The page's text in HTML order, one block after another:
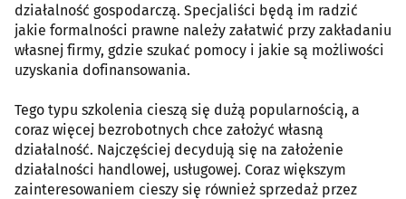
działalność gospodarczą. Specjaliści będą im radzić
jakie formalności prawne należy załatwić przy zakładaniu
własnej firmy, gdzie szukać pomocy i jakie są możliwości
uzyskania dofinansowania.
Tego typu szkolenia cieszą się dużą popularnością, a
coraz więcej bezrobotnych chce założyć własną
działalność. Najczęściej decydują się na założenie
działalności handlowej, usługowej. Coraz większym
zainteresowaniem cieszy się również sprzedaż przez